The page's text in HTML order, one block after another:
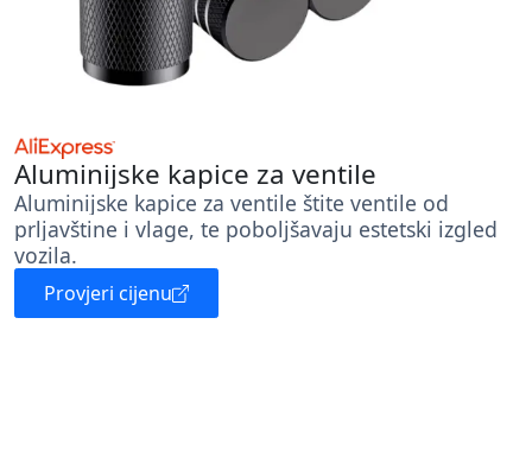
Aluminijske kapice za ventile
Aluminijske kapice za ventile štite ventile od
prljavštine i vlage, te poboljšavaju estetski izgled
vozila.
Provjeri cijenu